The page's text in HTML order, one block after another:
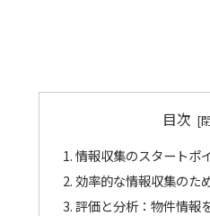
目次
情報収集のスタートポ
効率的な情報収集のた
評価と分析：物件情報